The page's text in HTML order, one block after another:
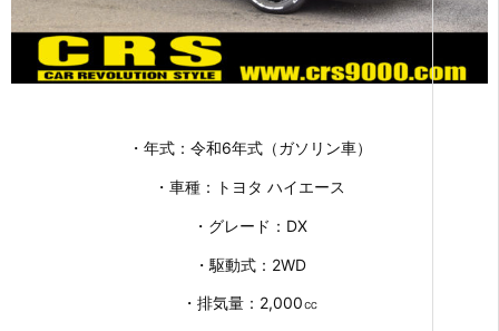
・年式：令和6年式（ガソリン車）
・車種：トヨタ ハイエース
・グレード：DX
・駆動式：2WD
・排気量：2,000㏄